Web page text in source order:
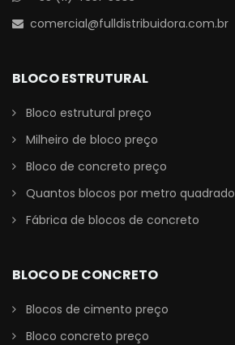
comercial@fulldistribuidora.com.br
BLOCO ESTRUTURAL
Bloco estrutural preço
Milheiro de bloco preço
Bloco de concreto preço
Quantos blocos por metro quadrado
Fábrica de blocos de concreto
BLOCO DE CONCRETO
Blocos de cimento preço
Bloco concreto preço